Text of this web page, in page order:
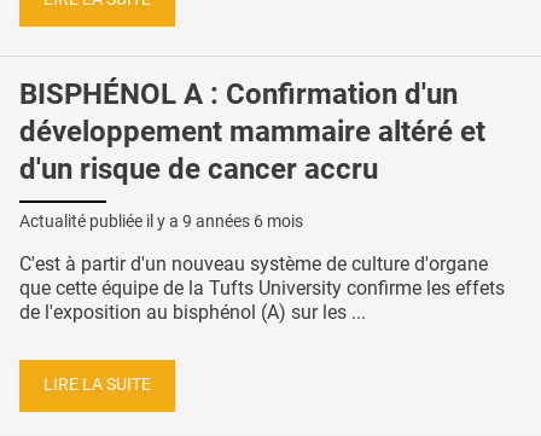
BISPHÉNOL A : Confirmation d'un
développement mammaire altéré et
d'un risque de cancer accru
Actualité publiée il y a 9 années 6 mois
C'est à partir d'un nouveau système de culture d'organe
que cette équipe de la Tufts University confirme les effets
de l'exposition au bisphénol (A) sur les ...
LIRE LA SUITE